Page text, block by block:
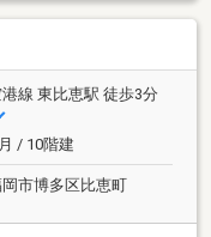
線 東比恵駅 徒歩3分
/ 10階建
市博多区比恵町